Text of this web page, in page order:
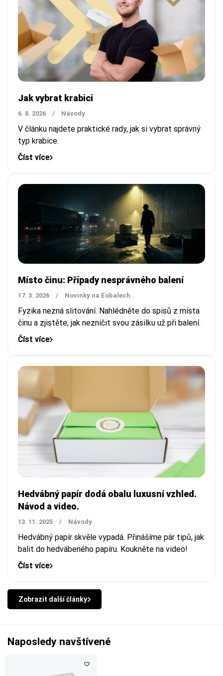
Jak vybrat krabici
6. 8. 2026 / Návody
V článku najdete praktické rady, jak si vybrat správný
typ krabice.
Číst více
Místo činu: Případy nesprávného balení
17. 3. 2026 / Novinky na Eobalech
Fyzika nezná slitování. Nahlédněte do spisů z místa
činu a zjistěte, jak nezničit svou zásilku už při balení.
Číst více
Hedvábný papír dodá obalu luxusní vzhled.
Návod a video.
13. 11. 2025 / Návody
Hedvábný papír skvěle vypadá. Přinášíme pár tipů, jak
balit do hedvábeného papíru. Koukněte na video!
Číst více
Zobrazit další články
Naposledy navštívené